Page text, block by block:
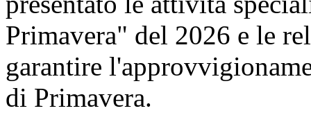
Primavera" del 2026 e le
garantire
di Primavera.